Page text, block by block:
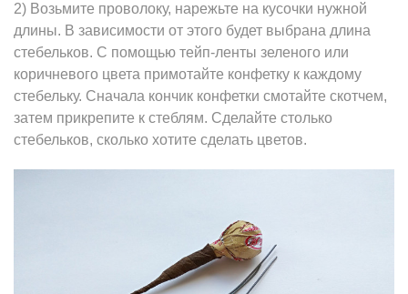
2) Возьмите проволоку, нарежьте на кусочки нужной
длины. В зависимости от этого будет выбрана длина
стебельков. С помощью тейп-ленты зеленого или
коричневого цвета примотайте конфетку к каждому
стебельку. Сначала кончик конфетки смотайте скотчем,
затем прикрепите к стеблям. Сделайте столько
стебельков, сколько хотите сделать цветов.